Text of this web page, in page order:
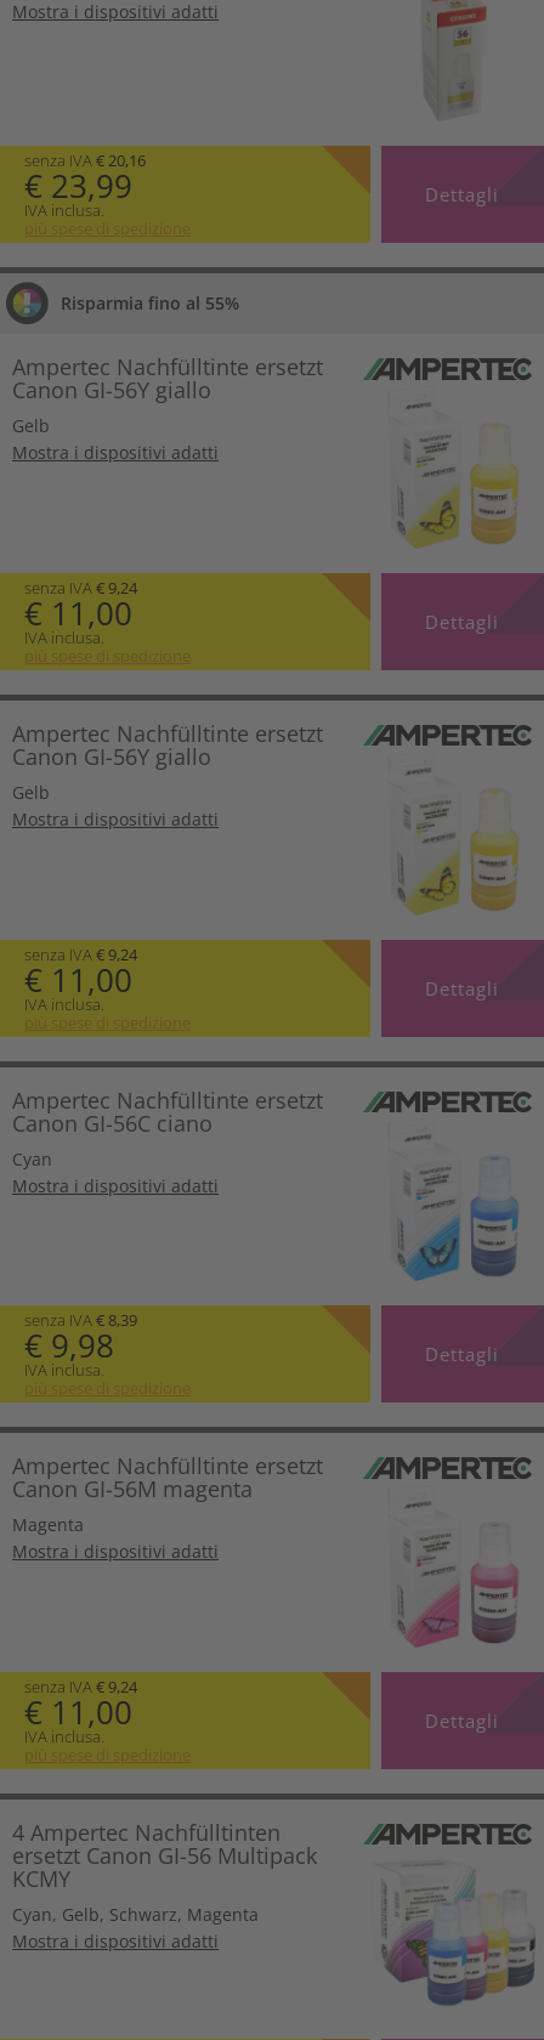
Mostra i dispositivi adatti
senza IVA€ 20,16
€ 23,99
IVA inclusa.
più spese di spedizione
Dettagli
Risparmia fino al 55%
Ampertec Nachfülltinte ersetzt
Canon GI-56Y giallo
Gelb
Mostra i dispositivi adatti
senza IVA€ 9,24
€ 11,00
IVA inclusa.
più spese di spedizione
Dettagli
Ampertec Nachfülltinte ersetzt
Canon GI-56Y giallo
Gelb
Mostra i dispositivi adatti
senza IVA€ 9,24
€ 11,00
IVA inclusa.
più spese di spedizione
Dettagli
Ampertec Nachfülltinte ersetzt
Canon GI-56C ciano
Cyan
Mostra i dispositivi adatti
senza IVA€ 8,39
€ 9,98
IVA inclusa.
più spese di spedizione
Dettagli
Ampertec Nachfülltinte ersetzt
Canon GI-56M magenta
Magenta
Mostra i dispositivi adatti
senza IVA€ 9,24
€ 11,00
IVA inclusa.
più spese di spedizione
Dettagli
4 Ampertec Nachfülltinten
ersetzt Canon GI-56 Multipack
KCMY
Cyan, Gelb, Schwarz, Magenta
Mostra i dispositivi adatti